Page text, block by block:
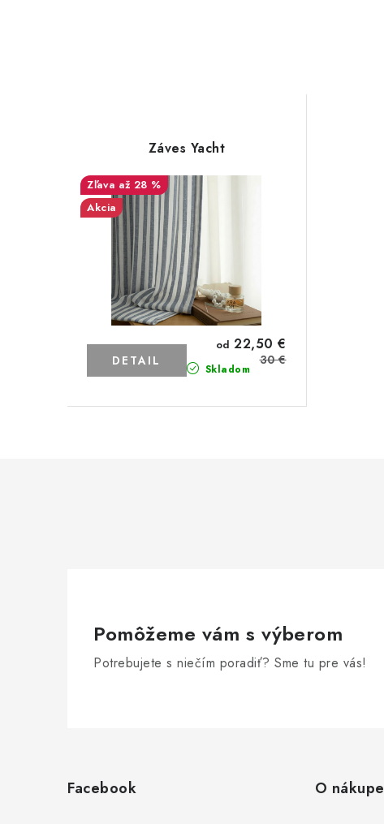
Záves Yacht
až 28 %
Akcia
Skladom
od 22,50 €
30 €
DETAIL
Pomôžeme vám s výberom
Potrebujete s niečím poradiť? Sme tu pre vás!
Facebook O nákupe